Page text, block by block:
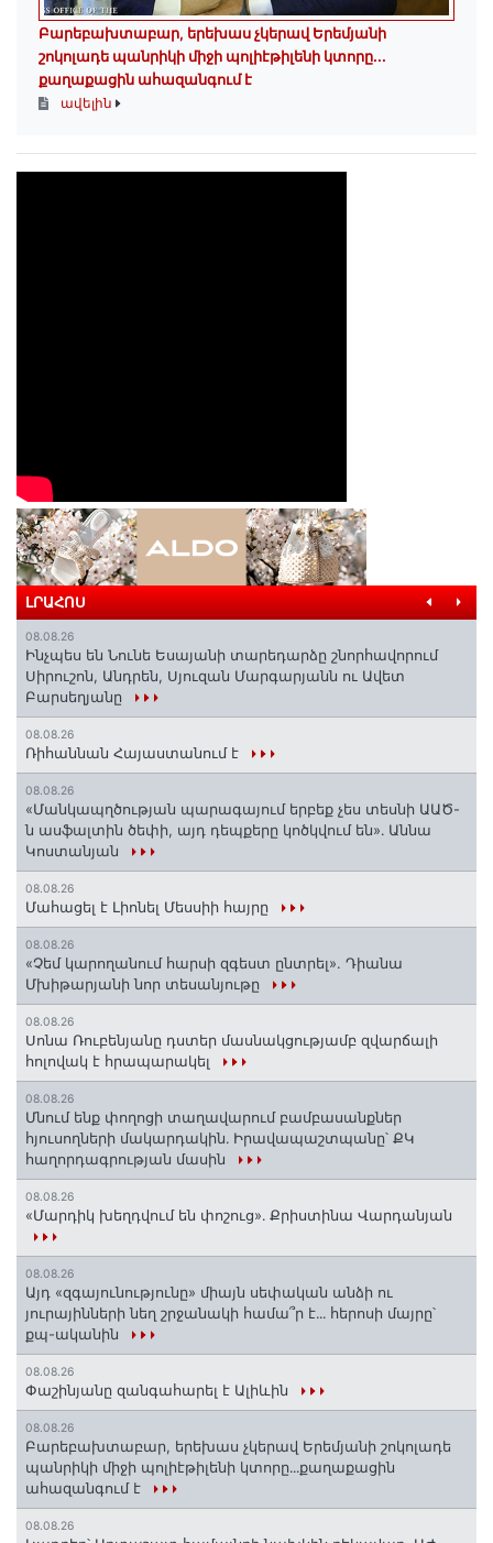
Բարեբախտաբար, երեխաս չկերավ Երեմյանի
շոկոլադե պանրիկի միջի պոլիէթիլենի կտորը․․․
քաղաքացին ահազանգում է
ավելին
ԼՐԱՀՈՍ
08.08.26
Ինչպես են Նունե Եսայանի տարեդարձը շնորհավորում
Սիրուշոն, Անդրեն, Սյուզան Մարգարյանն ու Ավետ
Բարսեղյանը
08.08.26
Ռիհաննան Հայաստանում է
08.08.26
«Մանկապղծության պարագայում երբեք չես տեսնի ԱԱԾ-
ն ասֆալտին ծեփի, այդ դեպքերը կոծկվում են»․ Աննա
Կոստանյան
08.08.26
Մահացել է Լիոնել Մեսսիի հայրը
08.08.26
«Չեմ կարողանում հարսի զգեստ ընտրել». Դիանա
Մխիթարյանի նոր տեսանյութը
08.08.26
Սոնա Ռուբենյանը դստեր մասնակցությամբ զվարճալի
հոլովակ է հրապարակել
08.08.26
Մնում ենք փողոցի տաղավարում բամբասանքներ
հյուսողների մակարդակին․ Իրավապաշտպանը՝ ՔԿ
հաղորդագրության մասին
08.08.26
«Մարդիկ խեղդվում են փոշուց»․ Քրիստինա Վարդանյան
08.08.26
Այդ «զգայունությունը» միայն սեփական անձի ու
յուրայինների նեղ շրջանակի համա՞ր է․․․ հերոսի մայրը՝
քպ-ականին
08.08.26
Փաշինյանը զանգահարել է Ալիևին
08.08.26
Բարեբախտաբար, երեխաս չկերավ Երեմյանի շոկոլադե
պանրիկի միջի պոլիէթիլենի կտորը․․․քաղաքացին
ահազանգում է
08.08.26